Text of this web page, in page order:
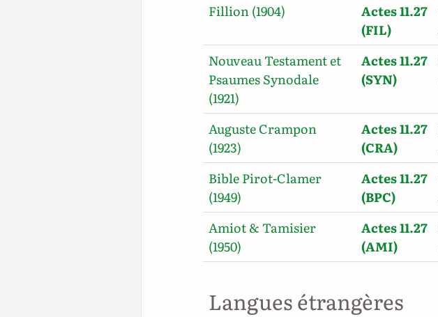
Fillion (1904)
Actes 11.27
(FIL)
Nouveau Testament et
Psaumes Synodale
(1921)
Actes 11.27
(SYN)
Auguste Crampon
(1923)
Actes 11.27
(CRA)
Bible Pirot-Clamer
(1949)
Actes 11.27
(BPC)
Amiot & Tamisier
(1950)
Actes 11.27
(AMI)
Langues étrangères